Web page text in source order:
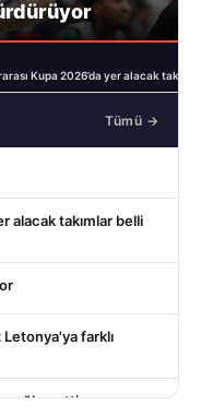
Kupa 2026’da yer alacak
Tümü →
alacak takımlar belli
Letonya'ya farklı
mağlup etti